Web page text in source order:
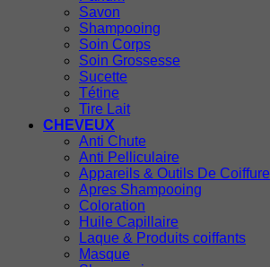
Savon
Shampooing
Soin Corps
Soin Grossesse
Sucette
Tétine
Tire Lait
CHEVEUX
Anti Chute
Anti Pelliculaire
Appareils & Outils De Coiffure
Apres Shampooing
Coloration
Huile Capillaire
Laque & Produits coiffants
Masque